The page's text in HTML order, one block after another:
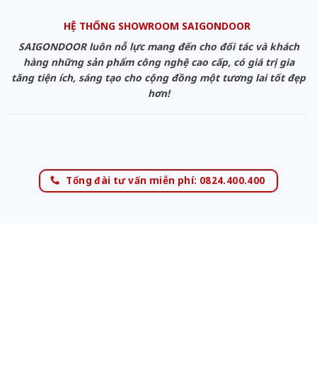
HỆ THỐNG SHOWROOM SAIGONDOOR
SAIGONDOOR luôn nỗ lực mang đến cho đối tác và khách
hàng những sản phẩm công nghệ cao cấp, có giá trị gia
tăng tiện ích, sáng tạo cho cộng đồng một tương lai tốt đẹp
hơn!
Tổng đài tư vấn miễn phí: 0824.400.400